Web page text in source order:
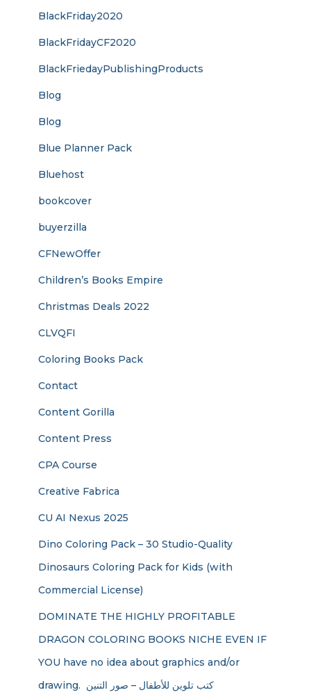
BlackFriday2020
BlackFridayCF2020
BlackFriedayPublishingProducts
Blog
Blog
Blue Planner Pack
Bluehost
bookcover
buyerzilla
CFNewOffer
Children’s Books Empire
Christmas Deals 2022
CLVQFI
Coloring Books Pack
Contact
Content Gorilla
Content Press
CPA Course
Creative Fabrica
CU AI Nexus 2025
Dino Coloring Pack – 30 Studio-Quality
Dinosaurs Coloring Pack for Kids (with
Commercial License)
DOMINATE THE HIGHLY PROFITABLE
DRAGON COLORING BOOKS NICHE EVEN IF
YOU have no idea about graphics and/or
drawing. ​ كتب تلوين للأطفال – صور التنين